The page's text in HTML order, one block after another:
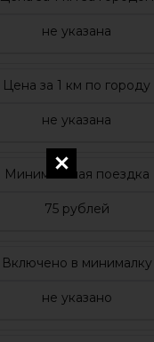
не указана
Цена за 1 км по городу
не указана
Минимальная поездка
75 рублей
Включено в минималку
не указано